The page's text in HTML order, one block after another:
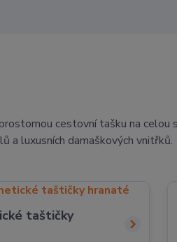
cestovní tašku na celou
a luxusních damaškových vnitřků.
taštičky